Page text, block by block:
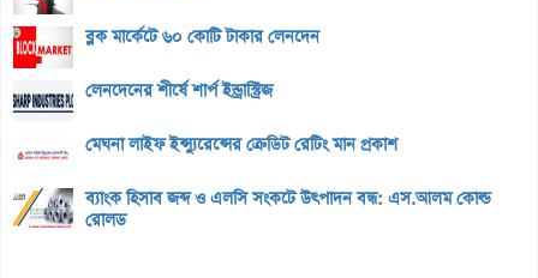
ব্লক মার্কেটে ৬০ কোটি টাকার লেনদেন
লেনদেনের শীর্ষে শার্প ইন্ড্রাস্ট্রিজ
মেঘনা লাইফ ইন্স্যুরেন্সের ক্রেডিট রেটিং মান প্রকাশ
ব্যাংক হিসাব জব্দ ও এলসি সংকটে উৎপাদন বন্ধ: এস.আলম কোল্ড
রোলড